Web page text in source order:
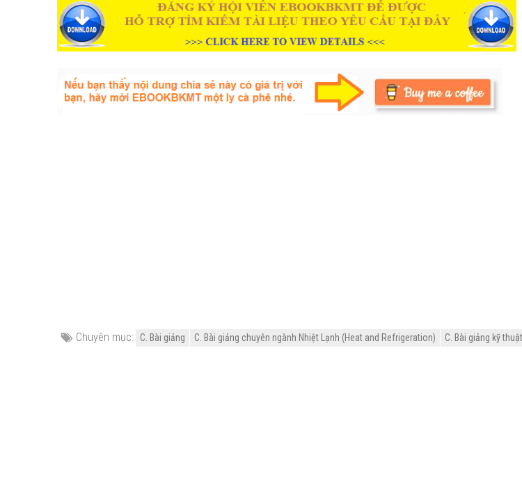
Chuyên mục: C. Bài giảng C. Bài giảng chuyên ngành Nhiệt Lạnh (Heat and Refrigeration) C. Bài giảng kỹ thuật